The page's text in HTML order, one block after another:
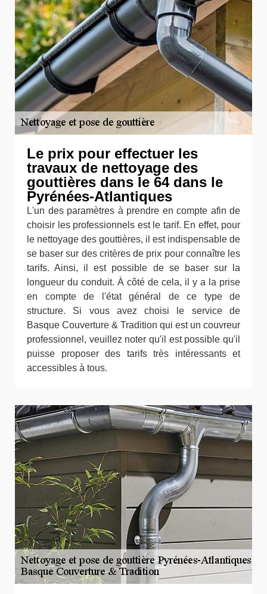
Le prix pour effectuer les
travaux de nettoyage des
gouttières dans le 64 dans le
Pyrénées-Atlantiques
L'un des paramètres à prendre en compte afin de
choisir les professionnels est le tarif. En effet, pour
le nettoyage des gouttières, il est indispensable de
se baser sur des critères de prix pour connaître les
tarifs. Ainsi, il est possible de se baser sur la
longueur du conduit. À côté de cela, il y a la prise
en compte de l'état général de ce type de
structure. Si vous avez choisi le service de
Basque Couverture & Tradition qui est un couvreur
professionnel, veuillez noter qu'il est possible qu'il
puisse proposer des tarifs très intéressants et
accessibles à tous.